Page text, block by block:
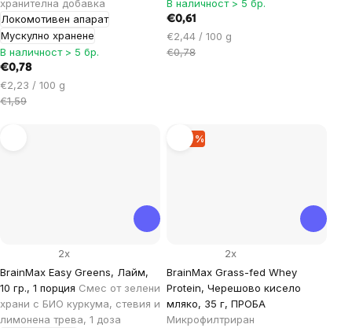
хранителна добавка
Локомотивен апарат
Мускулно хранене
В наличност > 5 бр.
€0,78
Цена
за
€2,23 / 100 g
€1,59
В наличност > 5 бр.
€0,61
Цена
за
€2,44 / 100 g
€0,78
BrainMax Easy Greens, Лайм,
10 гр., 1 порция Смес от зелени
храни с БИО куркума, стевия и
лимонена трева, 1 доза
2x
–35 %
BrainMax Grass-fed Whey
Protein, Черешово кисело
мляко, 35 г, ПРОБА
Микрофилтриран
2x